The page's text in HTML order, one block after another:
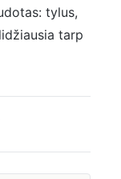
tylus,
tarp